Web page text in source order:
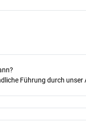
Führung durch